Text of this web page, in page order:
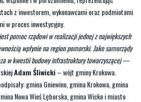
wpłynie na region pomorski. Jako samorządy
w kwestii budowy infrastruktury towarzyszącej
Adam Śliwicki– wójt gminy Krokowa.
gmina Gniewino, gmina Krokowa, gmina
Nowa Wieś Lęborska, gmina Wicko i miasto
w naszym regionie? Chcecie aby
jakimś tematem? Czekamy na Wasze